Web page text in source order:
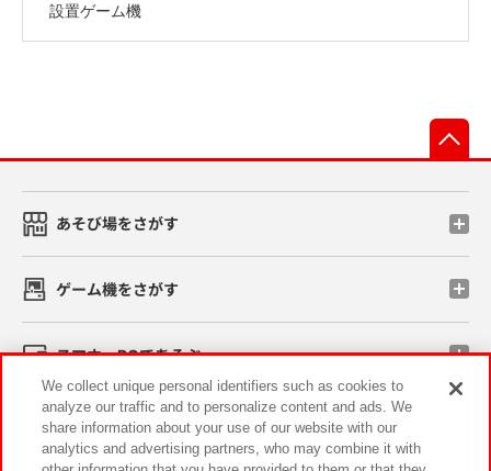
設置ゲーム機
あそび場をさがす
ゲーム機をさがす
スマホ・PCであそぶ
イベント・キャンペーン
We collect unique personal identifiers such as cookies to
analyze our traffic and to personalize content and ads. We
share information about your use of our website with our
analytics and advertising partners, who may combine it with